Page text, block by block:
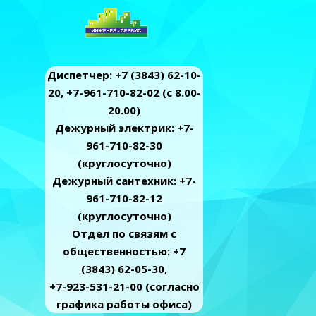
Диспетчер: +7 (3843) 62-10-
20, +7-961-710-82-02 (c 8.00-
20.00)
Дежурный электрик: +7-
961-710-82-30
(круглосуточно)
Дежурный сантехник: +7-
961-710-82-12
(круглосуточно)
Отдел по связям с
общественностью: +7
(3843) 62-05-30,
+7-923-531-21-00 (согласно
графика работы офиса)